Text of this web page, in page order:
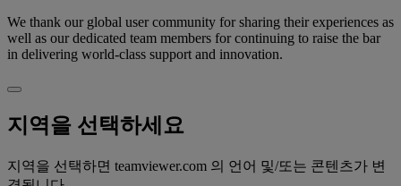
We thank our global user community for sharing their experiences as
well as our dedicated team members for continuing to raise the bar
in delivering world-class support and innovation.
지역을 선택하세요
지역을 선택하면 teamviewer.com 의 언어 및/또는 콘텐츠가 변